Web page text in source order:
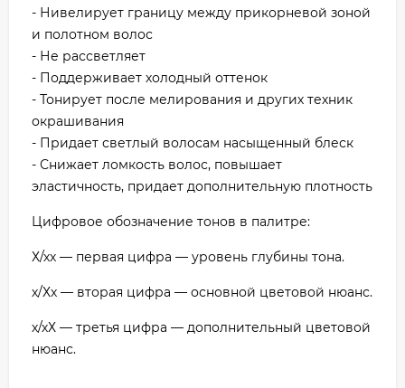
- Нивелирует границу между прикорневой зоной
и полотном волос
- Не рассветляет
- Поддерживает холодный оттенок
- Тонирует после мелирования и других техник
окрашивания
- Придает светлый волосам насыщенный блеск
- Снижает ломкость волос, повышает
эластичность, придает дополнительную плотность
Цифровое обозначение тонов в палитре:
Х/хх — первая цифра — уровень глубины тона.
х/Хх — вторая цифра — основной цветовой нюанс.
х/хХ — третья цифра — дополнительный цветовой
нюанс.